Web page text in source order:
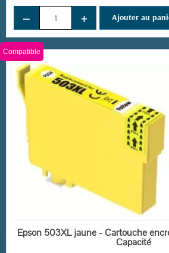
− + Ajouter au
EN STOCK
Compatible
Epson 503XL jaune - Cartouche
Capacité